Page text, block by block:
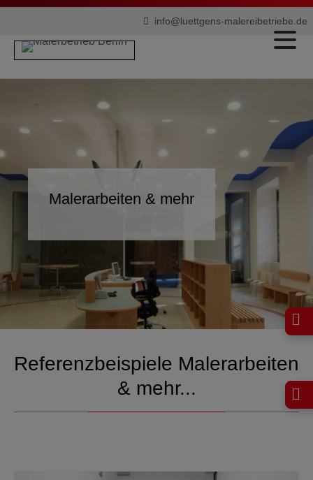
info@luettgens-malereibetriebe.de
Malerarbeiten & mehr
Referenzbeispiele Malerarbeiten
& mehr...